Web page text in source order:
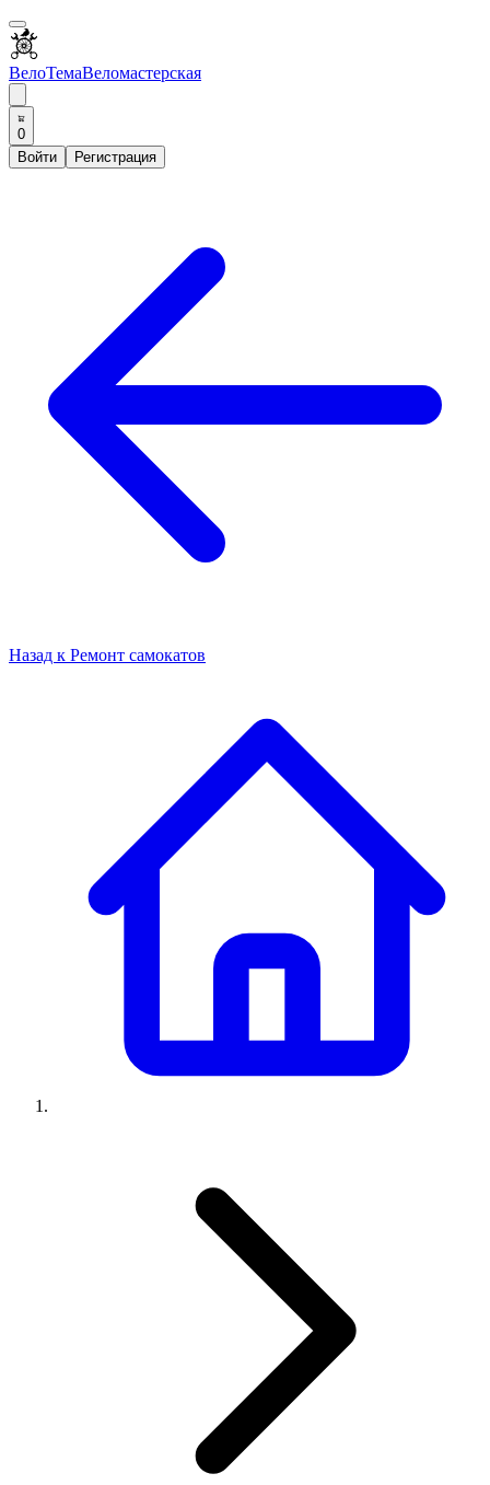
ВелоТемаВеломастерская
0
Войти
Регистрация
Назад к Ремонт самокатов